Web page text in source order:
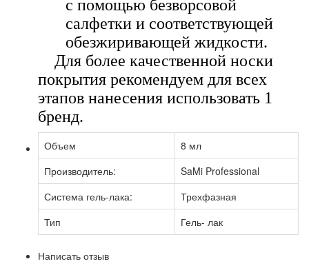
с помощью безворсовой
салфетки и соответствующей
обезжиривающей жидкости.
Для более качественной носки
покрытия рекомендуем для всех
этапов нанесения использовать 1
бренд.
Объем
8 мл
Производитель:
SaMi Professional
Система гель-лака:
Трехфазная
Тип
Гель- лак
Написать отзыв